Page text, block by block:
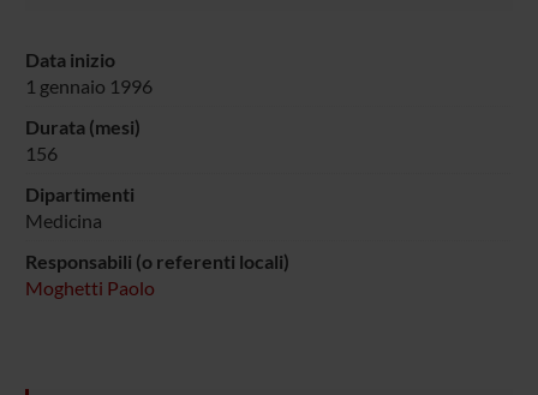
Data inizio
1 gennaio 1996
Durata (mesi)
156
Dipartimenti
Medicina
Responsabili (o referenti locali)
Moghetti Paolo